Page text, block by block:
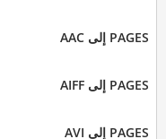
PAGES إلى AAC
PAGES إلى AIFF
PAGES إلى AVI